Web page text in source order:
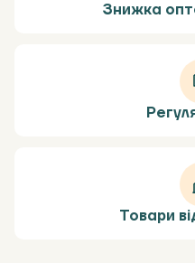
Знижка
Товари